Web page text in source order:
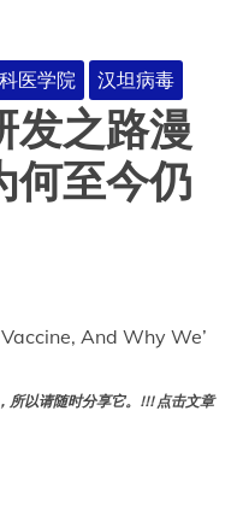
医学院 汉坦病毒
发之路漫
何至今仍
And Why We’
所以请随时分享它。!!! 点击文章